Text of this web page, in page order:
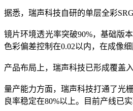
据悉，瑞声科技自研的单层全彩
镜片环境透光率突破90%，基础版
色彩偏差控制在0.02以内，在成像
产品布局上，瑞声科技已形成覆盖
量产能力方面，瑞声科技打通了光
良率稳定在80%以上。目前产线已